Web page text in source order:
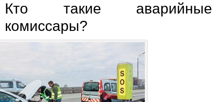
Кто такие аварийные
комиссары?